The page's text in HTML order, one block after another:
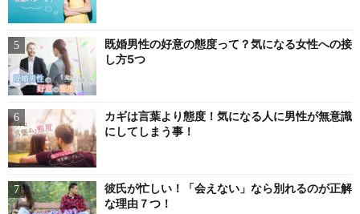
既婚男性の好意の態度って？気になる女性への接
し方5つ
カギは言葉より態度！気になる人に男性が無意識
にしてしまう事！
彼氏が忙しい！「会えない」なら別れるのが正解
な理由７つ！